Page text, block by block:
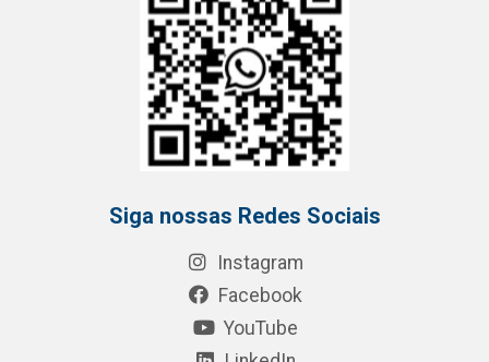
Siga nossas Redes Sociais
Instagram
Facebook
YouTube